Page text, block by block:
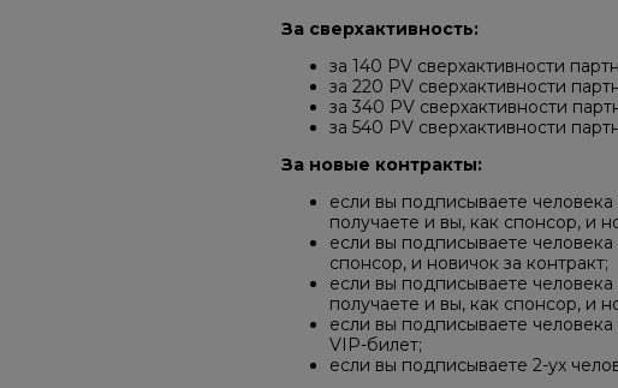
За сверхактивность:
за 140 PV сверхактивности
за 220 PV сверхактивности
за 340 PV сверхактивности
за 540 PV сверхактивности
За новые контракты:
если вы подписываете
получаете и вы, как спонсор, и
если вы подписываете
спонсор, и новичок за контракт;
если вы подписываете
получаете и вы, как спонсор, и
если вы подписываете
VIP-билет;
если вы подписываете 2-ух